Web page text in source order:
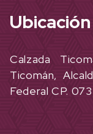
Ticomán,
Federal CP.